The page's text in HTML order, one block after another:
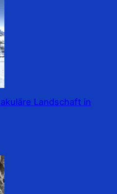
Landschaft in